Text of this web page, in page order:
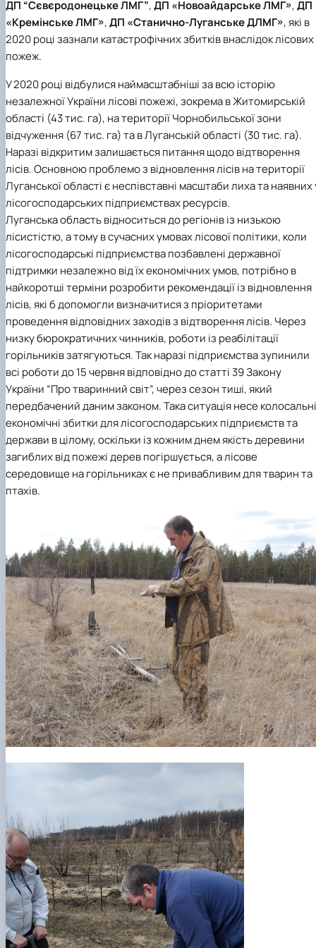
ДП “Сєвєродонецьке ЛМГ”,ДП «Новоайдарське ЛМГ»,ДП
«Кремінське ЛМГ»,ДП «Станично-Луганське ДЛМГ», які в
2020 році зазнали катастрофічних збитків внаслідок лісових
пожеж.
У 2020 році відбулися наймасштабніші за всю історію
незалежної України лісові пожежі, зокрема в Житомирській
області (43 тис. га), на території Чорнобильської зони
відчуження (67 тис. га) та в Луганській області (30 тис. га).
Наразі відкритим залишається питання щодо відтворення
лісів. Основною проблемо з відновлення лісів на території
Луганської області є неспівставні масштаби лиха та наявних
лісогосподарських підприємствах ресурсів.
Луганська область відноситься до регіонів із низькою
лісистістю, а тому в сучасних умовах лісової політики, коли
лісогосподарські підприємства позбавлені державної
підтримки незалежно від їх економічних умов, потрібно в
найкоротші терміни розробити рекомендації із відновлення
лісів, які б допомогли визначитися з пріоритетами
проведення відповідних заходів з відтворення лісів. Через
низку бюрократичних чинників, роботи із реабілітації
горільників затягуються. Так наразі підприємства зупинили
всі роботи до 15 червня відповідно до статті 39 Закону
України “Про тваринний світ”, через сезон тиші, який
передбачений даним законом. Така ситуація несе колосальні
економічні збитки для лісогосподарських підприємств та
держави в цілому, оскільки із кожним днем якість деревини
загиблих від пожежі дерев погіршується, а лісове
середовище на горільниках є не привабливим для тварин та
птахів.